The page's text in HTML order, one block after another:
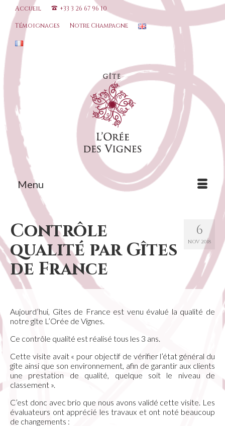
Accueil +33 3 26 67 96 10
Témoignages Notre Champagne
Menu
6
NOV 2018
Contrôle
qualité par Gîtes
de France
Aujourd’hui, Gîtes de France est venu évalué la qualité de
notre gîte L’Orée de Vignes.
Ce contrôle qualité est réalisé tous les 3 ans.
Cette visite avait « pour objectif de vérifier l’état général du
gîte ainsi que son environnement, afin de garantir aux clients
une prestation de qualité, quelque soit le niveau de
classement ».
C’est donc avec brio que nous avons validé cette visite. Les
évaluateurs ont apprécié les travaux et ont noté beaucoup
de changements :